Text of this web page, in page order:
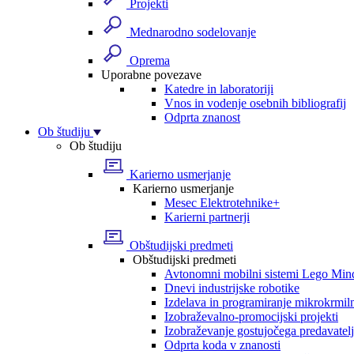
Projekti
Mednarodno sodelovanje
Oprema
Uporabne povezave
Katedre in laboratoriji
Vnos in vodenje osebnih bibliografij
Odprta znanost
Ob študiju
Ob študiju
Karierno usmerjanje
Karierno usmerjanje
Mesec Elektrotehnike+
Karierni partnerji
Obštudijski predmeti
Obštudijski predmeti
Avtonomni mobilni sistemi Lego
Dnevi industrijske robotike
Izdelava in programiranje
Izobraževalno-promocijski projekti
Izobraževanje gostujočega
Odprta koda v znanosti